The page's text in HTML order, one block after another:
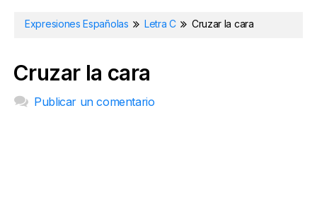
Expresiones Españolas Letra C Cruzar la cara
Cruzar la cara
Publicar un comentario